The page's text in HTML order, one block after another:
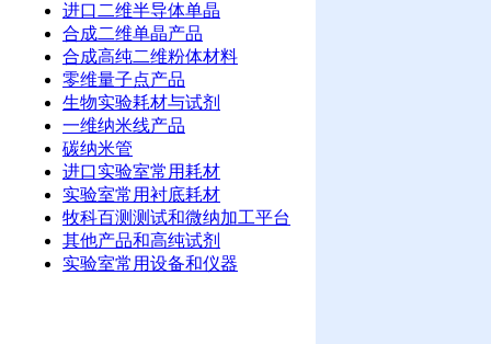
进口二维半导体单晶
合成二维单晶产品
合成高纯二维粉体材料
零维量子点产品
生物实验耗材与试剂
一维纳米线产品
碳纳米管
进口实验室常用耗材
实验室常用衬底耗材
牧科百测测试和微纳加工平台
其他产品和高纯试剂
实验室常用设备和仪器